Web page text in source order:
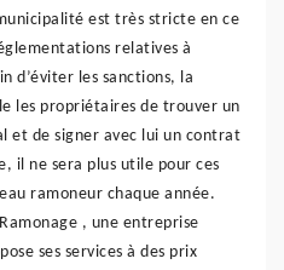
est très stricte en ce
relatives à
d’éviter les sanctions, la
les propriétaires de trouver un
et de signer avec lui un contrat
il ne sera plus utile pour ces
ramoneur chaque année.
, une entreprise
ses services à des prix